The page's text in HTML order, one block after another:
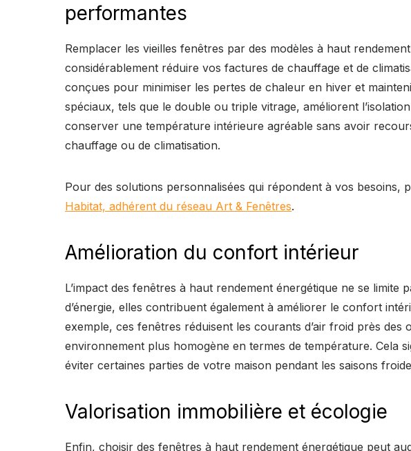
performantes
Remplacer les vieilles fenêtres par des modèles à haut
considérablement réduire vos factures de chauffage et de
conçues pour minimiser les pertes de chaleur en hiver et
spéciaux, tels que le double ou triple vitrage, améliorent
conserver une température intérieure agréable sans avoir
chauffage ou de climatisation.
Pour des solutions personnalisées qui répondent à vos besoins,
Habitat, adhérent du réseau Art & Fenêtres.
Amélioration du confort intérieur
L’impact des fenêtres à haut rendement énergétique ne se limite
d’énergie, elles contribuent également à améliorer le confort
exemple, ces fenêtres réduisent les courants d’air froid près des
environnement plus homogène en termes de température. Cela
éviter certaines parties de votre maison pendant les saisons
Valorisation immobilière et écologie
Enfin, choisir des fenêtres à haut rendement énergétique peut